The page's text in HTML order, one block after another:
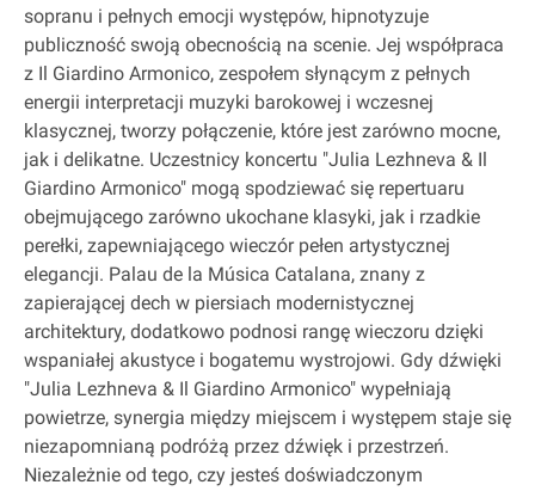
sopranu i pełnych emocji występów, hipnotyzuje
publiczność swoją obecnością na scenie. Jej współpraca
z Il Giardino Armonico, zespołem słynącym z pełnych
energii interpretacji muzyki barokowej i wczesnej
klasycznej, tworzy połączenie, które jest zarówno mocne,
jak i delikatne. Uczestnicy koncertu "Julia Lezhneva & Il
Giardino Armonico" mogą spodziewać się repertuaru
obejmującego zarówno ukochane klasyki, jak i rzadkie
perełki, zapewniającego wieczór pełen artystycznej
elegancji. Palau de la Música Catalana, znany z
zapierającej dech w piersiach modernistycznej
architektury, dodatkowo podnosi rangę wieczoru dzięki
wspaniałej akustyce i bogatemu wystrojowi. Gdy dźwięki
"Julia Lezhneva & Il Giardino Armonico" wypełniają
powietrze, synergia między miejscem i występem staje się
niezapomnianą podróżą przez dźwięk i przestrzeń.
Niezależnie od tego, czy jesteś doświadczonym